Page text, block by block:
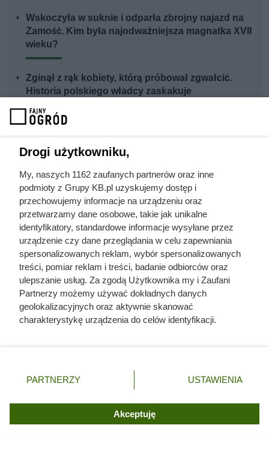
Wskoczyła w suknie i odparła zbrojny najazd na
Zamość. Kim była najodważniejsza magnatka XVII
wieku?
Zginął z rąk kobiety, którą próbował zgwałcić.
Historia polskiego władcy zaskakuje
Dziennikarze ujawnili
Drogi użytkowniku,
My, naszych 1162 zaufanych partnerów oraz inne
podmioty z Grupy KB.pl uzyskujemy dostęp i
przechowujemy informacje na urządzeniu oraz
przetwarzamy dane osobowe, takie jak unikalne
identyfikatory, standardowe informacje wysyłane przez
urządzenie czy dane przeglądania w celu zapewniania
spersonalizowanych reklam, wybór spersonalizowanych
treści, pomiar reklam i treści, badanie odbiorców oraz
ulepszanie usług. Za zgodą Użytkownika my i Zaufani
Partnerzy możemy używać dokładnych danych
geolokalizacyjnych oraz aktywnie skanować
charakterystykę urządzenia do celów identyfikacji.
zmienić/wycofać klikając przycisk ustawień prywatności
znajdujący się w lewym dolnym rogu strony. Niektóre
użytkownika, ale masz prawo sprzeciwić się takiemu
przetwarzaniu. Preferencje będą miały zastosowania tylko
PARTNERZY USTAWIENIA
Akceptuję